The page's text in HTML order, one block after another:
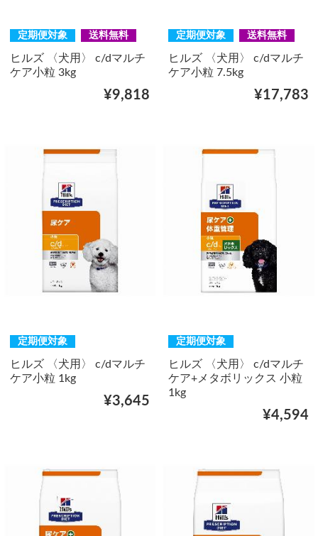
定期便対象 送料無料
ヒルズ 〈犬用〉 c/dマルチ
ケア小粒 3kg
¥9,818
定期便対象 送料無料
ヒルズ 〈犬用〉 c/dマルチ
ケア小粒 7.5kg
¥17,783
定期便対象
ヒルズ 〈犬用〉 c/dマルチ
ケア小粒 1kg
¥3,645
定期便対象
ヒルズ 〈犬用〉 c/dマルチ
ケア+メタボリックス 小粒
1kg
¥4,594